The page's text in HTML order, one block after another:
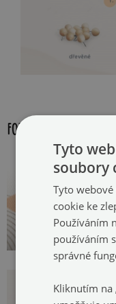
FOTOGALERIE:
Tyto
soubory
Tyto
cookie ke
Používáním
používáním
správné
Kliknutím na